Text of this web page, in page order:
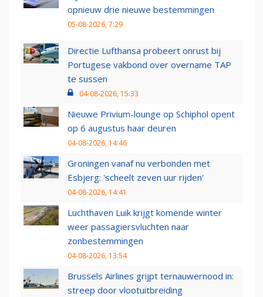
opnieuw drie nieuwe bestemmingen
05-08-2026, 7:29
Directie Lufthansa probeert onrust bij
Portugese vakbond over overname TAP
te sussen
04-08-2026, 15:33
Nieuwe Privium-lounge op Schiphol opent
op 6 augustus haar deuren
04-08-2026, 14:46
Groningen vanaf nu verbonden met
Esbjerg: 'scheelt zeven uur rijden'
04-08-2026, 14:41
Luchthaven Luik krijgt komende winter
weer passagiersvluchten naar
zonbestemmingen
04-08-2026, 13:54
Brussels Airlines grijpt ternauwernood in:
streep door vlootuitbreiding